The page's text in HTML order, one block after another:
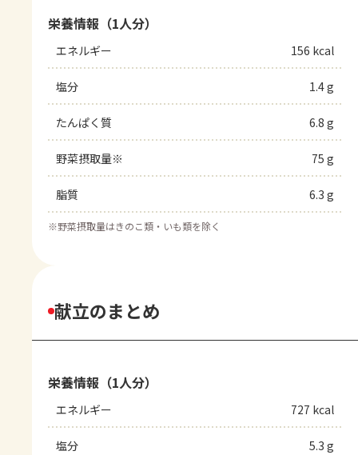
栄養情報（1人分）
エネルギー 156 kcal
塩分 1.4 g
たんぱく質 6.8 g
野菜摂取量※ 75 g
脂質 6.3 g
※野菜摂取量はきのこ類・いも類を除く
献立のまとめ
栄養情報（1人分）
エネルギー 727 kcal
塩分 5.3 g